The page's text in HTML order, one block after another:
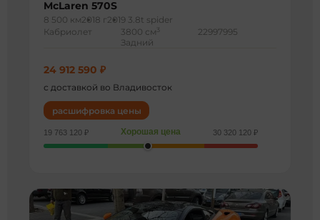
McLaren 570S
8 500 км2018 г 2019 3.8t spider
Кабриолет
3800 см 3
Задний
22997995
24 912 590 ₽
с доставкой во Владивосток
расшифровка цены
19 763 120 ₽ Хорошая цена 30 320 120 ₽